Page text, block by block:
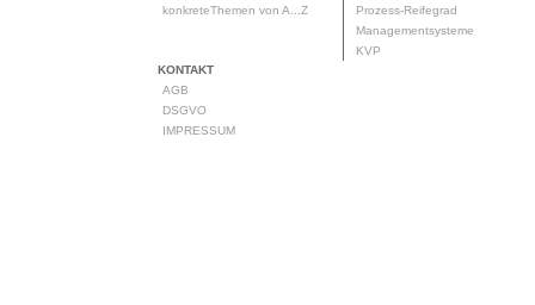
konkreteThemen von A...Z
Prozess-Reifegrad
Managementsysteme
KVP
KONTAKT
AGB
DSGVO
IMPRESSUM